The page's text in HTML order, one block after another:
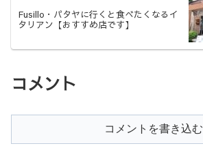
Fusillo・パタヤに行くと食べたくなるイ
タリアン【おすすめ店です】
コメント
コメントを書き込む